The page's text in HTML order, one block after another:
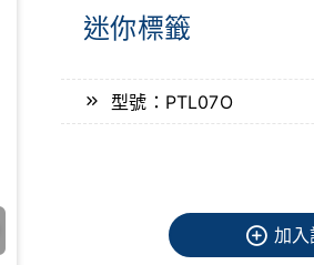
迷你標籤
型號：PTL07O
加入